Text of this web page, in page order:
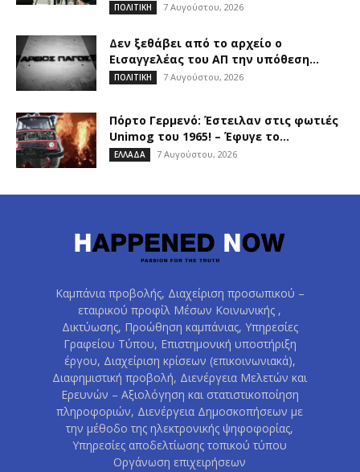
ΠΟΛΙΤΙΚΗ 7 Αυγούστου, 2026
Δεν ξεθάβει από το αρχείο ο
Εισαγγελέας του ΑΠ την υπόθεση...
ΠΟΛΙΤΙΚΗ 7 Αυγούστου, 2026
Πόρτο Γερμενό: Έστειλαν στις φωτιές
Unimog του 1965! – Έφυγε το...
ΕΛΛΑΔΑ 7 Αυγούστου, 2026
Καμπάνια προβολής, Διαχείριση προσωπικού –
εταιρικού προφίλ Μέσων Κοινωνικής ,
Δικτύωσης, Προώθηση καμπάνιας, Υπηρεσίες
Γραφείου Τύπου, Επιστημονική υποστήριξη
έργου, Διαχείριση κρίσεων (επικοινωνιακά),
Διαφημιστική προβολή, Διενέργεια Μελετών και
Ερευνών – Αξιολόγηση και στατιστικοποίηση
πληροφοριών, Διενέργεια Δημοσκοπήσεων με
την μέθοδο της ηλεκτρονικής ψηφοφορίας,
Υπηρεσίες αποδελτίωσης τοπικού τύπου
Οργάνωση επιχειρήσεων